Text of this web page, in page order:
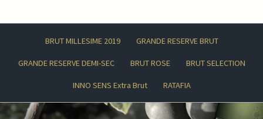
BRUT MILLESIME 2019 GRANDE RESERVE BRUT
GRANDE RESERVE DEMI-SEC BRUT ROSE BRUT SELECTION
INNO SENS Extra Brut RATAFIA